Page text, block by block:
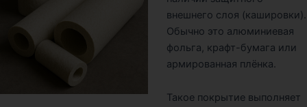
внешнего слоя (кашировки).
Обычно это алюминиевая
фольга, крафт-бумага или
армированная плёнка.
Такое покрытие выполняет